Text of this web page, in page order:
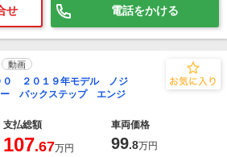
せ 電話をかける
動画
０ ２０１９年モデル ノジ
ー バックステップ エンジ
支払総額
車両価格
107.67万円 99.8万円